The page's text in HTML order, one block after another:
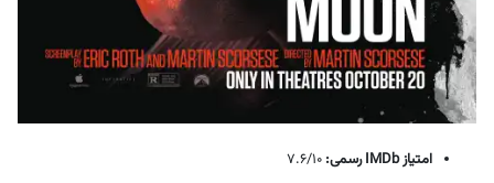
امتیاز IMDb رسمی: